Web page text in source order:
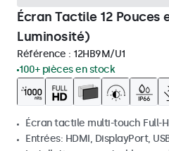
Écran Tactile 12 Pouces
Luminosité)
Référence : 12HB9M/U1
100+ pièces en stock
Écran tactile multi-touch Full-
Entrées: HDMI, DisplayPort,